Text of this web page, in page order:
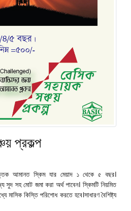
প্রকল্প
আমানত স্কিম যার মেয়াদ ১ থেকে ৫ বছর।
সহ মোট জমা করা অর্থ পাবেন। স্কিমটি নিয়মিত
মাসিক কিস্তি পরিশোধ করতে হবে।সাধারণ বৈশিষ্ট্য